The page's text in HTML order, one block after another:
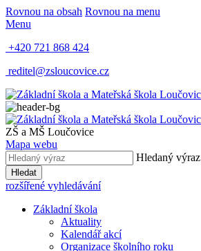
Rovnou na obsah Rovnou na menu
Menu
+420 721 868 424
reditel@zsloucovice.cz
ZŠ a MŠ Loučovice
Mapa webu
Hledaný výraz
Hledat
rozšířené vyhledávání
Základní škola
Aktuality
Kalendář akcí
Organizace školního roku